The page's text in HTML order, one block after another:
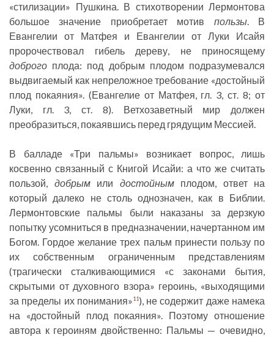
«стилизации» Пушкина. В стихотворении Лермонтова
большое значение приобретает мотив пользы. В
Евангелии от Матфея и Евангелии от Луки Исайя
пророчествовал гибель дереву, не приносящему
доброго плода: под добрым плодом подразумевался
выдвигаемый как непреложное требование «достойный
плод покаяния». (Евангелие от Матфея, гл. 3, ст. 8; от
Луки, гл. 3, ст. 8). Ветхозаветный мир должен
преобразиться, покаявшись перед грядущим Мессией.
В балладе «Три пальмы» возникает вопрос, лишь
косвенно связанный с Книгой Исайи: а что же считать
пользой, добрымили достойнымплодом, ответ на
который далеко не столь однозначен, как в Библии.
Лермонтовские пальмы были наказаны за дерзкую
попытку усомниться в предназначении, начертанном им
Богом. Гордое желание трех пальм принести пользу по
их собственным ограниченным представлениям
(трагически сталкивающимися «с законами бытия,
скрытыми от духовного взора» героинь, «выходящими
за пределы их понимания»11), не содержит даже намека
на «достойный плод покаяния». Поэтому отношение
автора к героиням двойственно: Пальмы — очевидно,